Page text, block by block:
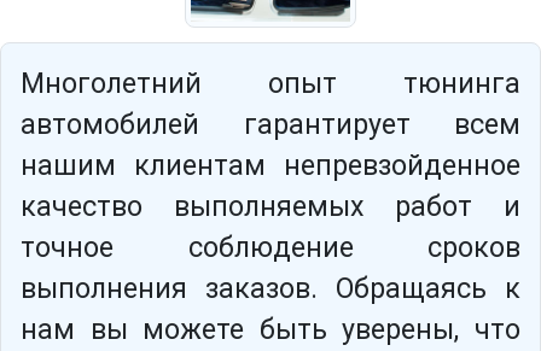
Многолетний опыт тюнинга
автомобилей гарантирует всем
нашим клиентам непревзойденное
качество выполняемых работ и
точное соблюдение сроков
выполнения заказов. Обращаясь к
нам вы можете быть уверены, что